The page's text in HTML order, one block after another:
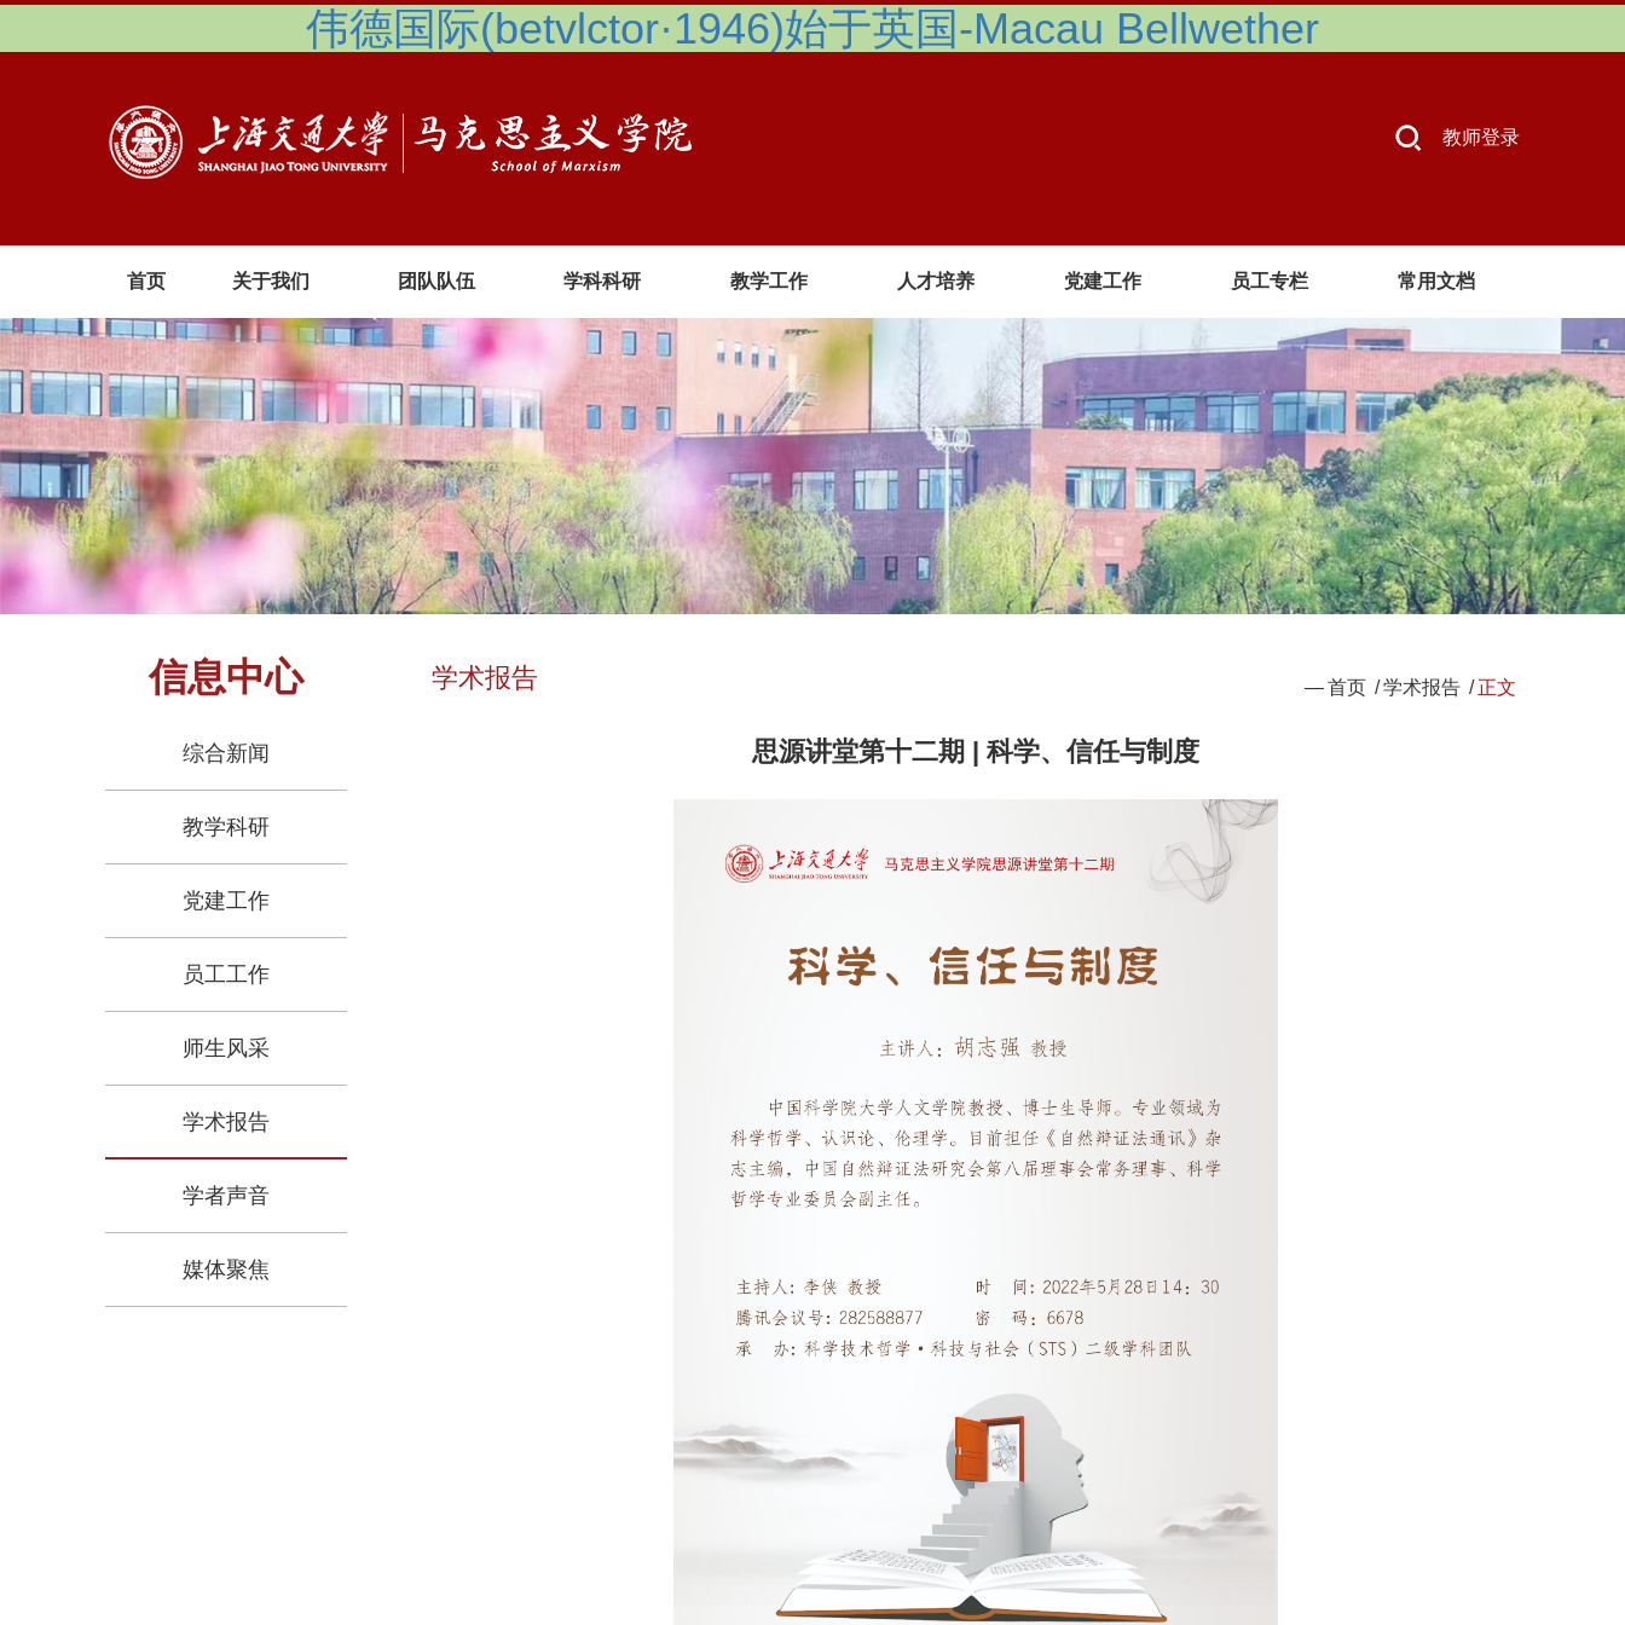
伟德国际(betvlctor·1946)始于英国-Macau Bellwether
教师登录
首页 关于我们 团队队伍 学科科研 教学工作 人才培养 党建工作 员工专栏 常用文档
信息中心
综合新闻
教学科研
党建工作
员工工作
师生风采
学术报告
学者声音
媒体聚焦
学术报告 —首页 /学术报告 / 正文
思源讲堂第十二期 | 科学、信任与制度